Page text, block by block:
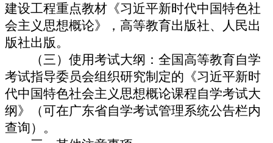
建设工程重点教材《习近平新时代中国特色社
会主义思想概论》，高等教育出版社、人民出
版社出版。
（三）使用考试大纲：全国高等教育自学
考试指导委员会组织研究制定的《习近平新时
代中国特色社会主义思想概论课程自学考试大
纲》（可在广东省自学考试管理系统公告栏内
查询）。